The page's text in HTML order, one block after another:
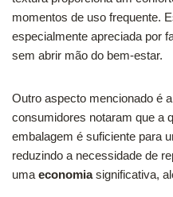
momentos de uso frequente.
especialmente apreciada por
sem abrir mão do bem-estar.
Outro aspecto mencionado é a
consumidores notaram que a
embalagem é suficiente para
reduzindo a necessidade de
uma economiasignificativa,